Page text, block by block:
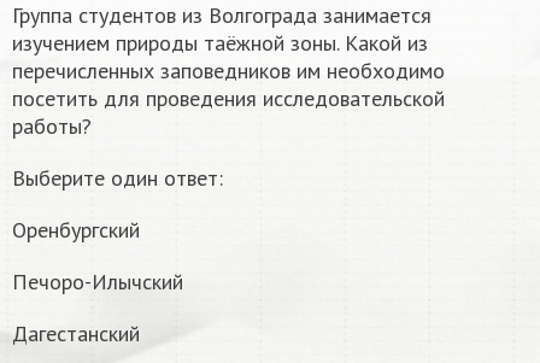
Группа студентов из Волгограда занимается
изучением природы таёжной зоны. Какой из
перечисленных заповедников им необходимо
посетить для проведения исследовательской
работы?
Выберите один ответ:
Оренбургский
Печоро-Илычский
Дагестанский